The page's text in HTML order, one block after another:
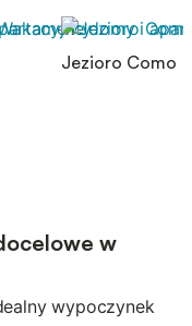
Jezioro Como
w
wypoczynek